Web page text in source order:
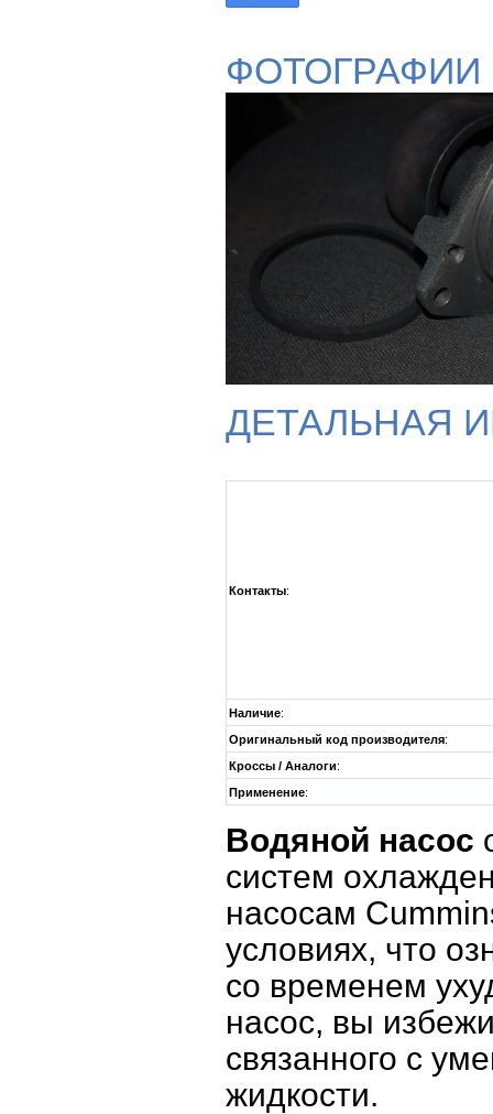
ФОТОГРАФИИ
ДЕТАЛЬНАЯ
Контакты:
Наличие:
Оригинальный код производителя:
Кроссы / Аналоги:
Применение:
Водяной насос
систем
насосам
условиях, что
со временем
насос, вы
связанного с
жидкости.